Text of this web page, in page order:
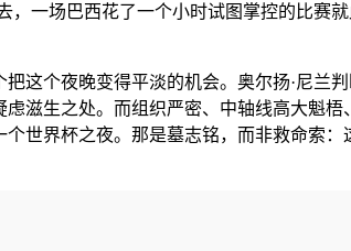
一场巴西花了一个小时试图掌控的比赛
这个夜晚变得平淡的机会。奥尔扬·尼兰
滋生之处。而组织严密、中轴线高大魁
世界杯之夜。那是墓志铭，而非救命索：